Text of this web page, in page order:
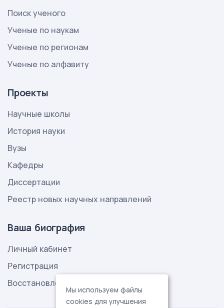
Поиск ученого
Ученые по наукам
Ученые по регионам
Ученые по алфавиту
Проекты
Научные школы
История науки
Вузы
Кафедры
Диссертации
Реестр новых научных направлений
Ваша биография
Личный кабинет
Регистрация
Восстановление пароля
Мы используем файлы
cookies для улучшения